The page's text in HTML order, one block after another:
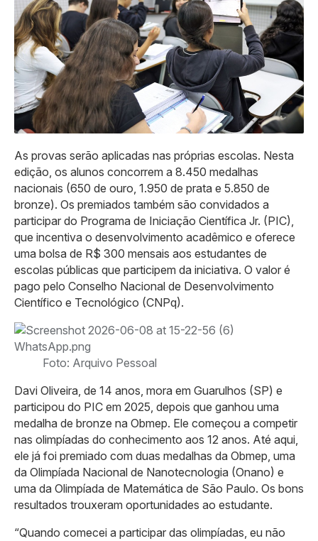
As provas serão aplicadas nas próprias escolas. Nesta
edição, os alunos concorrem a 8.450 medalhas
nacionais (650 de ouro, 1.950 de prata e 5.850 de
bronze). Os premiados também são convidados a
participar do Programa de Iniciação Científica Jr. (PIC),
que incentiva o desenvolvimento acadêmico e oferece
uma bolsa de R$ 300 mensais aos estudantes de
escolas públicas que participem da iniciativa. O valor é
pago pelo Conselho Nacional de Desenvolvimento
Científico e Tecnológico (CNPq).
Foto: Arquivo Pessoal
Davi Oliveira, de 14 anos, mora em Guarulhos (SP) e
participou do PIC em 2025, depois que ganhou uma
medalha de bronze na Obmep. Ele começou a competir
nas olimpíadas do conhecimento aos 12 anos. Até aqui,
ele já foi premiado com duas medalhas da Obmep, uma
da Olimpíada Nacional de Nanotecnologia (Onano) e
uma da Olimpíada de Matemática de São Paulo. Os bons
resultados trouxeram oportunidades ao estudante.
“Quando comecei a participar das olimpíadas, eu não